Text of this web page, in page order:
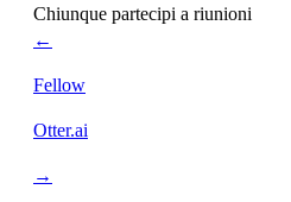
Chiunque partecipi a riunioni
←
Fellow
Otter.ai
→